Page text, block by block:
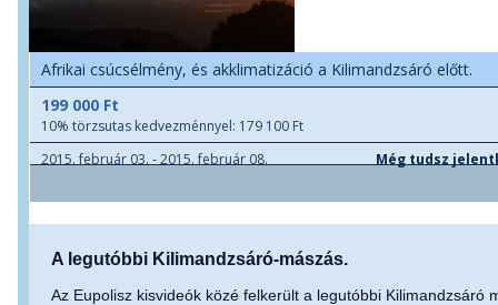
Afrikai csúcsélmény, és akklimatizáció a Kilimandzsáró előtt.
199 000 Ft
10% törzsutas kedvezménnyel: 179 100 Ft
Még tudsz
2015. február 03. - 2015. február 08.
A legutóbbi Kilimandzsáró-mászás.
Az Eupolisz kisvideók közé felkerült a legutóbbi Kilimandzsáró